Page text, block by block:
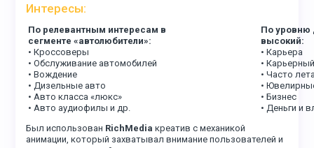
Интересы:
По релевантным интересам в
сегменте «автолюбители»:
• Кроссоверы
• Обслуживание автомобилей
• Вождение
• Дизельные авто
• Авто класса «люкс»
• Авто аудиофилы и др.
По уровню
высокий:
• Карьера
•
• Часто
•
• Бизнес
• Деньги и
Был использован RichMedia креатив с механикой
анимации, который захватывал внимание пользователей и